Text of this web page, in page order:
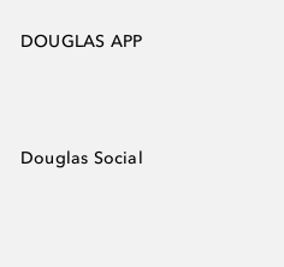
DOUGLAS APP
Douglas Social